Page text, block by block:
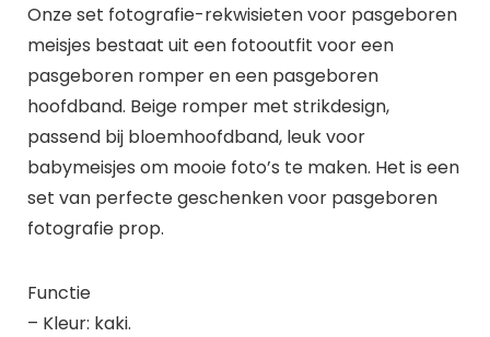
Onze set fotografie-rekwisieten voor pasgeboren
meisjes bestaat uit een fotooutfit voor een
pasgeboren romper en een pasgeboren
hoofdband. Beige romper met strikdesign,
passend bij bloemhoofdband, leuk voor
babymeisjes om mooie foto’s te maken. Het is een
set van perfecte geschenken voor pasgeboren
fotografie prop.
Functie
– Kleur: kaki.